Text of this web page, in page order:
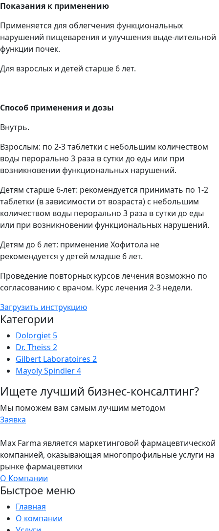
Показания к применению
Применяется для облегчения функциональных
нарушений пищеварения и улучшения выде-лительной
функции почек.
Для взрослых и детей старше 6 лет.
Способ применения и дозы
Внутрь.
Взрослым: по 2-3 таблетки с небольшим количеством
воды перорально 3 раза в сутки до еды или при
возникновении функциональных нарушений.
Детям старше 6-лет: рекомендуется принимать по 1-2
таблетки (в зависимости от возраста) с небольшим
количеством воды перорально 3 раза в сутки до еды
или при возникновении функциональных нарушений.
Детям до 6 лет: применение Хофитола не
рекомендуется у детей младше 6 лет.
Проведение повторных курсов лечения возможно по
согласованию с врачом. Курс лечения 2-3 недели.
Загрузить инструкцию
Категории
Dolorgiet 5
Dr. Theiss 2
Gilbert Laboratoires 2
Mayoly Spindler4
Ищете лучший бизнес-консалтинг?
Мы поможем вам самым лучшим методом
Заявка
Max Farma является маркетинговой фармацевтической
компанией, оказывающая многопрофильные услуги на
рынке фармацевтики
О Компании
Быстрое меню
Главная
О компании